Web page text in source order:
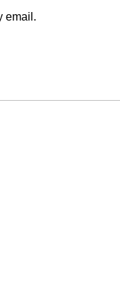
email.